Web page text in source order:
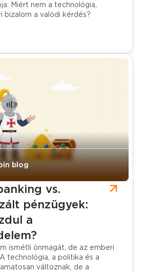
Miért nem a technológia,
bizalom a valódi kérdés?
blog
vs.
pénzügyek:
a
ismétli önmagát, de az emberi
technológia, a politika és a
változnak, de a